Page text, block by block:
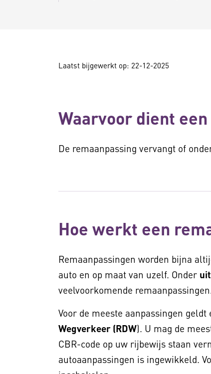
Laatst bijgewerkt op: 22-12-2025
Waarvoor dient
De remaanpassing vervangt of
Hoe werkt een
Remaanpassingen worden bijna
auto en op maat van uzelf. Onder
veelvoorkomende
Voor de meeste aanpassingen geldt
Wegverkeer (RDW). U mag de
CBR-code op uw rijbewijs staan
autoaanpassingen is ingewikkeld.